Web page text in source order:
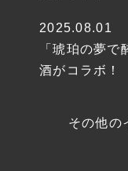
2025.08.01
「琥珀の夢
酒がコラボ！
その他の